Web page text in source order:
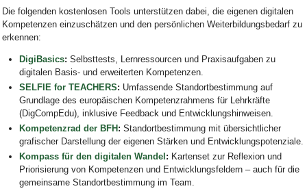
Die folgenden kostenlosen Tools unterstützen dabei, die eigenen digitalen
Kompetenzen einzuschätzen und den persönlichen Weiterbildungsbedarf zu
erkennen:
DigiBasics: Selbsttests, Lernressourcen und Praxisaufgaben zu
digitalen Basis- und erweiterten Kompetenzen.
SELFIE for TEACHERS: Umfassende Standortbestimmung auf
Grundlage des europäischen Kompetenzrahmens für Lehrkräfte
(DigCompEdu), inklusive Feedback und Entwicklungshinweisen.
Kompetenzrad der BFH : Standortbestimmung mit übersichtlicher
grafischer Darstellung der eigenen Stärken und Entwicklungspotenziale.
Kompass für den digitalen Wandel : Kartenset zur Reflexion und
Priorisierung von Kompetenzen und Entwicklungsfeldern – auch für die
gemeinsame Standortbestimmung im Team.